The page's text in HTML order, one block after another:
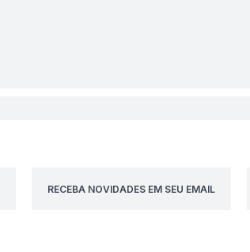
RECEBA NOVIDADES EM SEU EMAIL